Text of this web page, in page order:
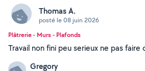
Thomas A.
posté le 08 juin 2026
Plâtrerie - Murs - Plafonds
Travail non fini peu serieux ne pas faire
Gregory